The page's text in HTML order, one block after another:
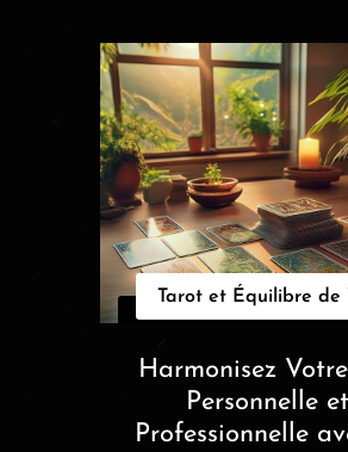
Tarot et Équilibre de
Harmonisez
Personnelle et
Professionnelle